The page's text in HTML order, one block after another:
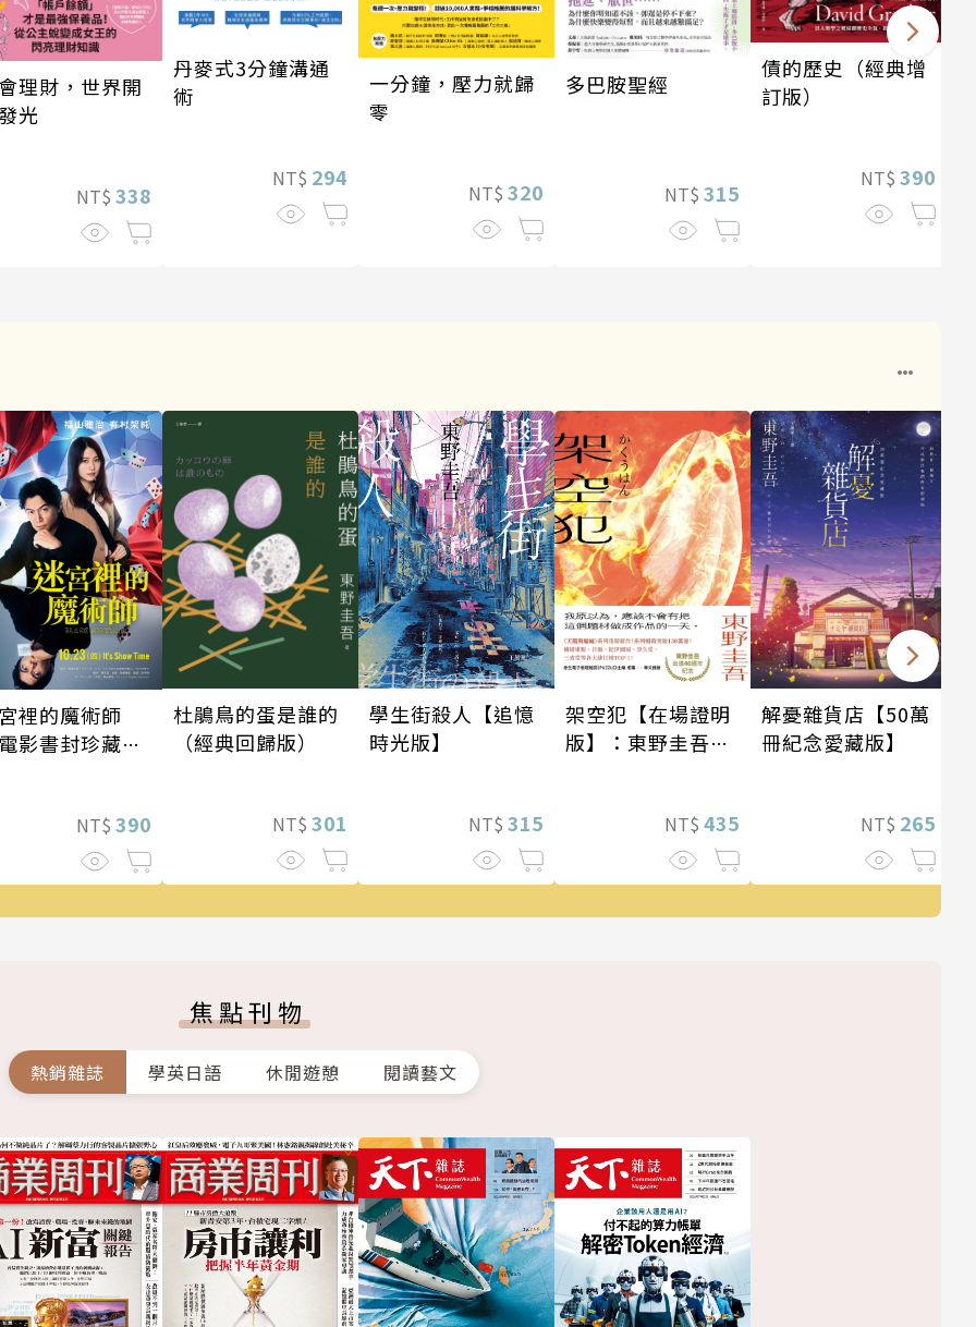
理財，世界開
光
NT$ 338
丹麥式3分鐘溝通
術
NT$ 294
一分鐘，壓力就歸
零
NT$ 320
多巴胺聖經
NT$ 315
債的歷史（經典增
訂版）
NT$ 390
裡的魔術師
影書封珍藏
NT$ 390
杜鵑鳥的蛋是誰的
（經典回歸版）
NT$ 301
學生街殺人【追憶
時光版】
NT$ 315
架空犯【在場證明
版】：東野圭吾出
列重磅新作！
NT$ 435
解憂雜貨店【50萬
冊紀念愛藏版】
NT$ 265
焦點刊物
熱銷雜誌 學英日語 休閒遊憩 閱讀藝文